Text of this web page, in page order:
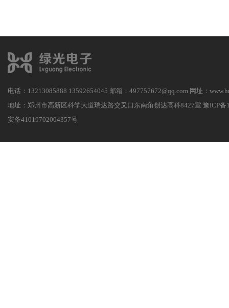
电话：13213085888 13592654045 邮箱：497757672@qq.com 网址：
地址：郑州市高新区科学大道瑞达路交叉口东南角创达高科8427室 豫ICP备
安备41019702004357号